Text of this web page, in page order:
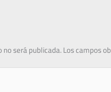
será publicada.Los campos